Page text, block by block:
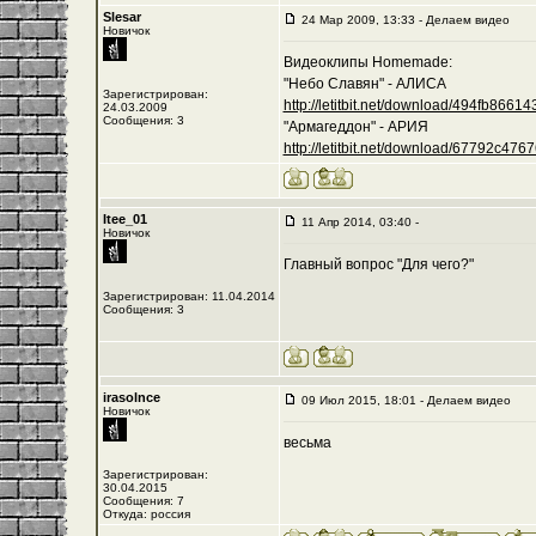
Slesar
Новичок
Зарегистрирован:
24.03.2009
Сообщения: 3
24 Мар 2009, 13:33 - Делаем видео
Видеоклипы Homemade:
"Небо Славян" - АЛИСА
http://letitbit.net/download/
"Армагеддон" - АРИЯ
http://letitbit.net/download/
Itee_01
Новичок
Зарегистрирован: 11.04.2014
Сообщения: 3
11 Апр 2014, 03:40 -
Главный вопрос "Для чего?"
irasolnce
Новичок
Зарегистрирован:
30.04.2015
Сообщения: 7
Откуда: россия
09 Июл 2015, 18:01 - Делаем видео
весьма